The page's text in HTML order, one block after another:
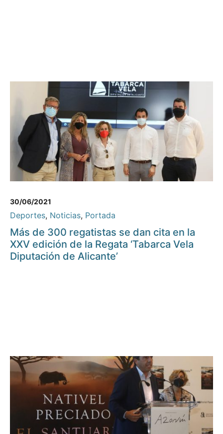
30/06/2021
Deportes, Noticias, Portada
Más de 300 regatistas se dan cita en la
XXV edición de la Regata ‘Tabarca Vela
Diputación de Alicante’